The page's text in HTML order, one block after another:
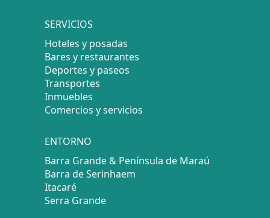
SERVICIOS
Hoteles y posadas
Bares y restaurantes
Deportes y paseos
Transportes
Inmuebles
Comercios y servicios
ENTORNO
Barra Grande & Península de Maraú
Barra de Serinhaem
Itacaré
Serra Grande